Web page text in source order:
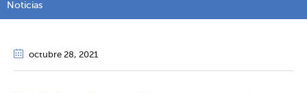
Noticias
octubre 28, 2021